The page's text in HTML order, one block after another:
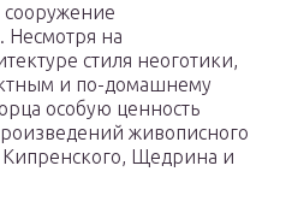
сооружение
Несмотря на
стиля неоготики,
и по-домашнему
особую ценность
живописного
Кипренского, Щедрина и